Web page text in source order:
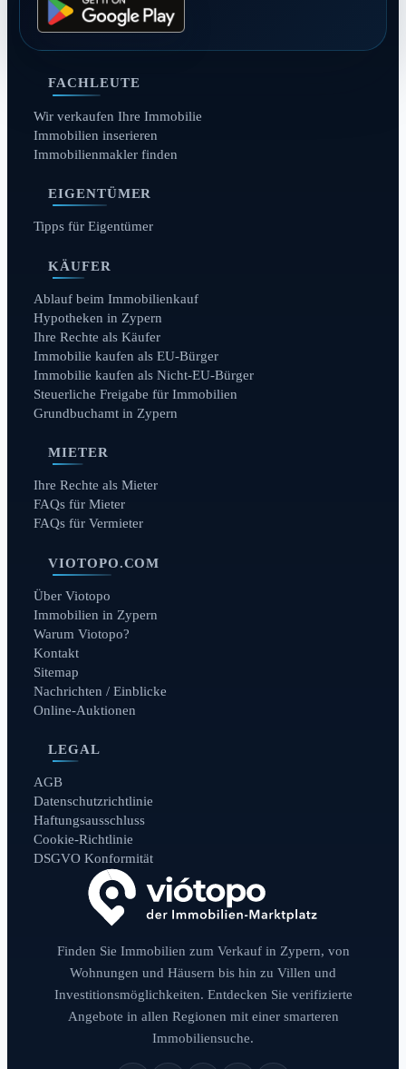
FACHLEUTE
Wir verkaufen Ihre Immobilie
Immobilien inserieren
Immobilienmakler finden
EIGENTÜMER
Tipps für Eigentümer
KÄUFER
Ablauf beim Immobilienkauf
Hypotheken in Zypern
Ihre Rechte als Käufer
Immobilie kaufen als EU-Bürger
Immobilie kaufen als Nicht-EU-Bürger
Steuerliche Freigabe für Immobilien
Grundbuchamt in Zypern
MIETER
Ihre Rechte als Mieter
FAQs für Mieter
FAQs für Vermieter
VIOTOPO.COM
Über Viotopo
Immobilien in Zypern
Warum Viotopo?
Kontakt
Sitemap
Nachrichten / Einblicke
Online-Auktionen
LEGAL
AGB
Datenschutzrichtlinie
Haftungsausschluss
Cookie-Richtlinie
DSGVO Konformität
Finden Sie Immobilien zum Verkauf in Zypern, von
Wohnungen und Häusern bis hin zu Villen und
Investitionsmöglichkeiten. Entdecken Sie verifizierte
Angebote in allen Regionen mit einer smarteren
Immobiliensuche.